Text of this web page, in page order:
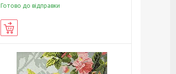
Готово до відправки